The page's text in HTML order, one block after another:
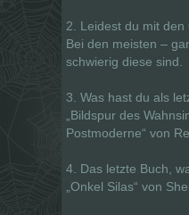
2. Leidest du mit
Bei den meisten –
schwierig diese sind.
3. Was hast du als
„Bildspur des
Postmoderne“ von
4. Das letzte Buch,
„Onkel Silas“ von